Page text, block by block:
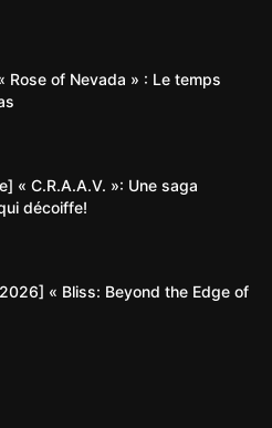
Rose of Nevada » : Le temps
« C.R.A.A.V. »: Une saga
décoiffe!
« Bliss: Beyond the Edge of